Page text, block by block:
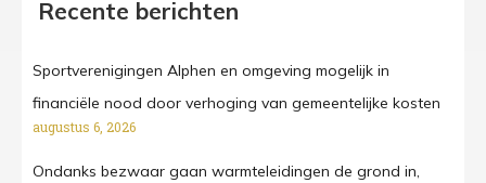
Recente berichten
Sportverenigingen Alphen en omgeving mogelijk in
financiële nood door verhoging van gemeentelijke kosten
augustus 6, 2026
Ondanks bezwaar gaan warmteleidingen de grond in,